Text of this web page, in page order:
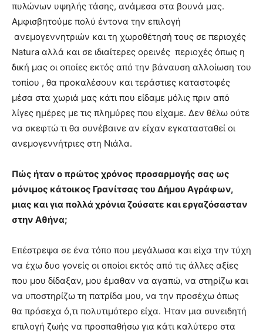
πυλώνων υψηλής τάσης, ανάμεσα στα βουνά μας.
Αμφισβητούμε πολύ έντονα την επιλογή
ανεμογεννητριών και τη χωροθέτησή τους σε περιοχές
Natura αλλά και σε ιδιαίτερες ορεινές περιοχές όπως η
δική μας οι οποίες εκτός από την βάναυση αλλοίωση του
τοπίου , θα προκαλέσουν και τεράστιες καταστοφές
μέσα στα χωριά μας κάτι που είδαμε μόλις πριν από
λίγες ημέρες με τις πλημύρες που είχαμε. Δεν θέλω ούτε
να σκεφτώ τι θα συνέβαινε αν είχαν εγκατασταθεί οι
ανεμογεννήτριες στη Νιάλα.
Πώς ήταν ο πρώτος χρόνος προσαρμογής σας ως
μόνιμος κάτοικος Γρανίτσας του Δήμου Αγράφων,
μιας και για πολλά χρόνια ζούσατε και εργαζόσασταν
στην Αθήνα;
Επέστρεψα σε ένα τόπο που μεγάλωσα και είχα την τύχη
να έχω δυο γονείς οι οποίοι εκτός από τις άλλες αξίες
που μου δίδαξαν, μου έμαθαν να αγαπώ, να στηρίζω και
να υποστηρίζω τη πατρίδα μου, να την προσέχω όπως
θα πρόσεχα ό,τι πολυτιμότερο είχα. Ήταν μια συνειδητή
επιλογή ζωής να προσπαθήσω για κάτι καλύτερο στα